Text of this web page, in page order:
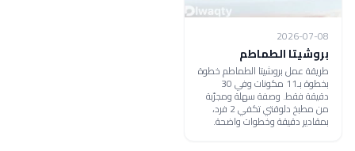
2026-07-08
بروشيتا الطماطم
طريقة عمل بروشيتا الطماطم خطوة
بخطوة بـ11 مكونات وفي 30
دقيقة فقط. وصفة سهلة ومجرّبة
من مطبخ دلوقتي تكفي 2 فرد،
بمقادير دقيقة وخطوات واضحة.